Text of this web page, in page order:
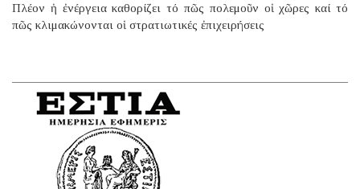
Πλέον ἡ ἐνέργεια καθορίζει τό πῶς πολεμοῦν οἱ χῶρες καί τό
πῶς κλιμακώνονται οἱ στρατιωτικές ἐπιχειρήσεις